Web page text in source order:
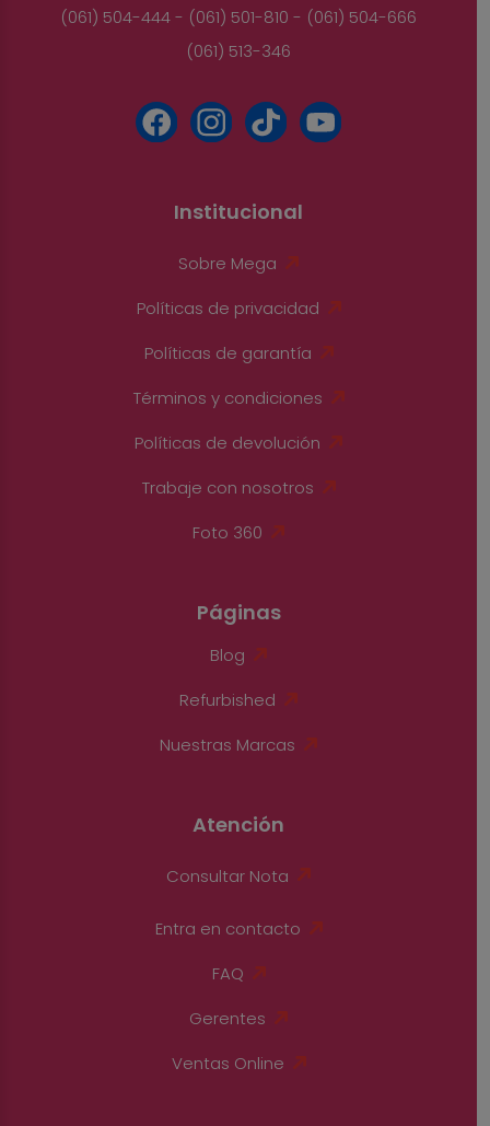
(061) 504-444 - (061) 501-810 - (061) 504-666
(061) 513-346
Institucional
Sobre Mega
Políticas de privacidad
Políticas de garantía
Términos y condiciones
Políticas de devolución
Trabaje con nosotros
Foto 360
Páginas
Blog
Refurbished
Nuestras Marcas
Atención
Consultar Nota
Entra en contacto
FAQ
Gerentes
Ventas Online